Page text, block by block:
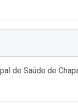
de Saúde de